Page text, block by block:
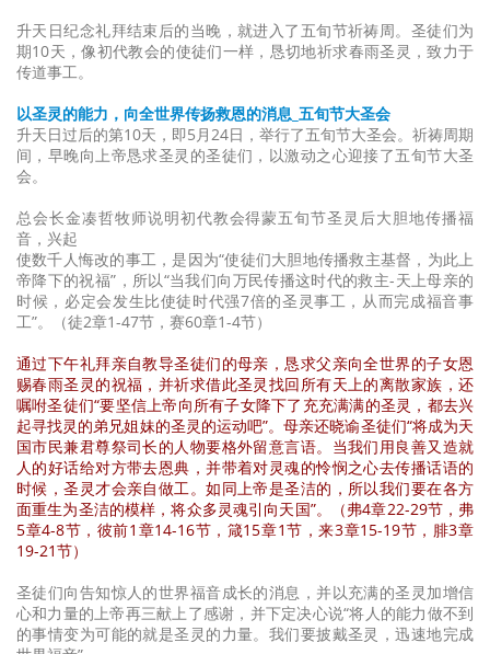
升天日纪念礼拜结束后的当晚，就进入了五旬节祈祷周。圣徒们为
期10天，像初代教会的使徒们一样，恳切地祈求春雨圣灵，致力于
传道事工。
以圣灵的能力，向全世界传扬救恩的消息_五旬节大圣会
升天日过后的第10天，即5月24日，举行了五旬节大圣会。祈祷周期
间，早晚向上帝恳求圣灵的圣徒们，以激动之心迎接了五旬节大圣
会。
总会长金凑哲牧师说明初代教会得蒙五旬节圣灵后大胆地传播福
音，兴起
使数千人悔改的事工，是因为“使徒们大胆地传播救主基督，为此上
帝降下的祝福”，所以“当我们向万民传播这时代的救主-天上母亲的
时候，必定会发生比使徒时代强7倍的圣灵事工，从而完成福音事
工”。（徒2章1-47节，赛60章1-4节）
通过下午礼拜亲自教导圣徒们的母亲，恳求父亲向全世界的子女恩
赐春雨圣灵的祝福，并祈求借此圣灵找回所有天上的离散家族，还
嘱咐圣徒们“要坚信上帝向所有子女降下了充充满满的圣灵，都去兴
起寻找灵的弟兄姐妹的圣灵的运动吧”。母亲还晓谕圣徒们“将成为天
国市民兼君尊祭司长的人物要格外留意言语。当我们用良善又造就
人的好话给对方带去恩典，并带着对灵魂的怜悯之心去传播话语的
时候，圣灵才会亲自做工。如同上帝是圣洁的，所以我们要在各方
面重生为圣洁的模样，将众多灵魂引向天国”。（弗4章22-29节，弗
5章4-8节，彼前1章14-16节，箴15章1节，来3章15-19节，腓3章
19-21节）
圣徒们向告知惊人的世界福音成长的消息，并以充满的圣灵加增信
心和力量的上帝再三献上了感谢，并下定决心说“将人的能力做不到
的事情变为可能的就是圣灵的力量。我们要披戴圣灵，迅速地完成